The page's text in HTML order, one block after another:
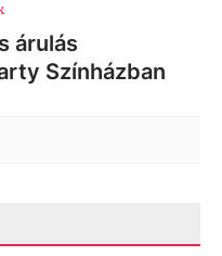
árulás
Színházban